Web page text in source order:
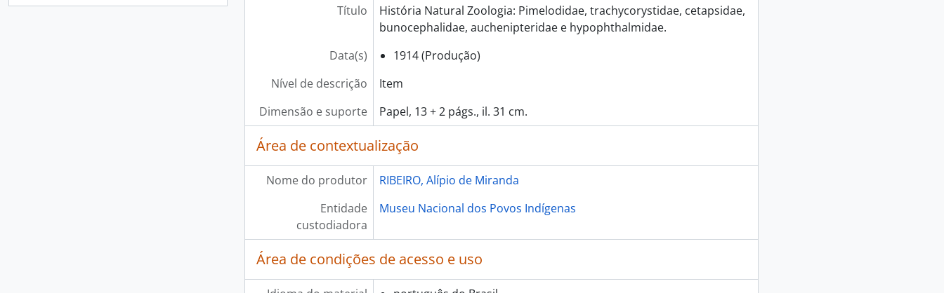
Título
História Natural Zoologia: Pimelodidae, trachycorystidae, cetapsidae,
bunocephalidae, auchenipteridae e hypophthalmidae.
Data(s)
1914 (Produção)
Nível de descrição
Item
Dimensão e suporte
Papel, 13 + 2 págs., il. 31 cm.
Área de contextualização
Nome do produtor
RIBEIRO, Alípio de Miranda
Entidade
custodiadora
Museu Nacional dos Povos Indígenas
Área de condições de acesso e uso